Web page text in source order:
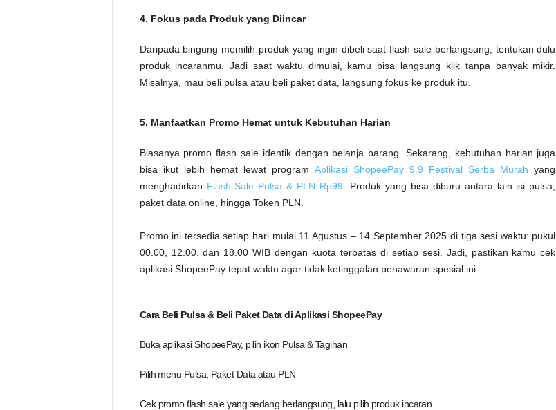
4. Fokus pada Produk yang Diincar
Daripada bingung memilih produk yang ingin dibeli saat flash sale berlangsung, tentukan dulu
produk incaranmu. Jadi saat waktu dimulai, kamu bisa langsung klik tanpa banyak mikir.
Misalnya, mau beli pulsa atau beli paket data, langsung fokus ke produk itu.
5. Manfaatkan Promo Hemat untuk Kebutuhan Harian
Biasanya promo flash sale identik dengan belanja barang. Sekarang, kebutuhan harian juga
bisa ikut lebih hemat lewat program Aplikasi ShopeePay 9.9 Festival Serba Murah yang
menghadirkan Flash Sale Pulsa & PLN Rp99 . Produk yang bisa diburu antara lain isi pulsa,
paket data online, hingga Token PLN.
Promo ini tersedia setiap hari mulai 11 Agustus – 14 September 2025 di tiga sesi waktu: pukul
00.00, 12.00, dan 18.00 WIB dengan kuota terbatas di setiap sesi. Jadi, pastikan kamu cek
aplikasi ShopeePay tepat waktu agar tidak ketinggalan penawaran spesial ini.
Cara Beli Pulsa & Beli Paket Data di Aplikasi ShopeePay
Buka aplikasi ShopeePay, pilih ikon Pulsa & Tagihan
Pilih menu Pulsa, Paket Data atau PLN
Cek promo flash sale yang sedang berlangsung, lalu pilih produk incaran